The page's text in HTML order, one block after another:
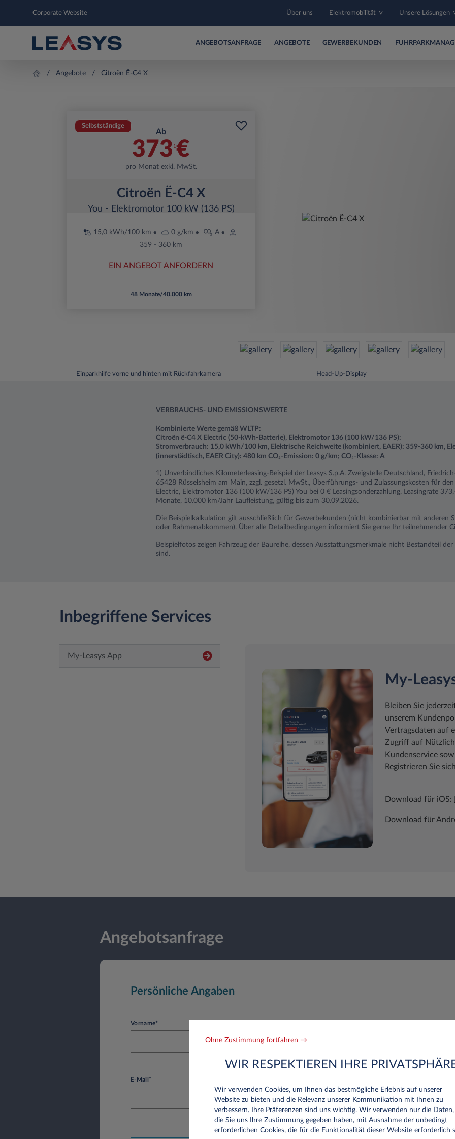
Corporate Website Über uns Elektromobilität Unsere Lösungen
ANGEBOTSANFRAGE ANGEBOTE GEWERBEKUNDEN
Angebote Citroën Ë-C4 X
Selbstständige
Ab
373 1 €
pro Monat exkl. MwSt.
Citroën Ë-C4 X
You - Elektromotor 100 kW (136 PS)
15,0 kWh/100 km 0 g/km
A
359 - 360 km
EIN ANGEBOT ANFORDERN
48 Monate/40.000 km
Einparkhilfe vorne und hinten mit Rückfahrkamera Head-Up-Display
VERBRAUCHS- UND EMISSIONSWERTE
Kombinierte Werte gemäß WLTP:
Citroën ë-C4 X Electric (50-kWh-Batterie), Elektromotor 136 (100 kW/136 PS):
Stromverbrauch: 15,0 kWh/100 km, Elektrische Reichweite (kombiniert, EAER): 359-360 km,
(innerstädtisch, EAER City): 480 km​ CO₂-Emission: 0 g/km; CO₂- Klasse: A
1) Unverbindliches Kilometerleasing-Beispiel der Leasys S.p.A. Zweigstelle Deutschland,
65428 Rüsselsheim am Main, zzgl. gesetzl. MwSt., Überführungs- und Zulassungskosten für
Electric, Elektromotor 136 (100 kW/136 PS) You bei 0 € Leasingsonderzahlung, Leasingrate
Monate, 10.000 km/Jahr Laufleistung, gültig bis zum 30.09.2026.
Die Beispielkalkulation gilt ausschließlich für Gewerbekunden (nicht kombinierbar mit anderen
oder Rahmenabkommen). Über alle Detailbedingungen informiert Sie gerne Ihr teilnehmender
Beispielfotos zeigen Fahrzeug der Baureihe, dessen Ausstattungsmerkmale nicht Bestandteil
sind.
Inbegriffene Services
My-Leasys App
My-
Bleiben Sie
unserem
Vertragsdaten auf
Zugriff auf
Kundenservice
Registrieren Sie
Download für iOS:
Download für
Angebotsanfrage
Persönliche Angaben
Vorname*
E-Mail*
Ohne Zustimmung fortfahren →
WIR RESPEKTIEREN IHRE
Wir verwenden Cookies, um Ihnen das bestmögliche Erlebnis auf unserer
Website zu bieten und die Relevanz unserer Kommunikation mit Ihnen zu
verbessern. Ihre Präferenzen sind uns wichtig. Wir verwenden nur die
die Sie uns Ihre Zustimmung gegeben haben, mit Ausnahme der unbedingt
erforderlichen Cookies, die für die Funktionalität dieser Website erforderlich